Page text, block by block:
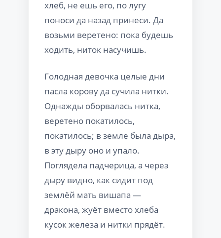
хлеб, не ешь его, по лугу
поноси да назад принеси. Да
возьми веретено: пока будешь
ходить, ниток насучишь.
Голодная девочка целые дни
пасла корову да сучила нитки.
Однажды оборвалась нитка,
веретено покатилось,
покатилось; в земле была дыра,
в эту дыру оно и упало.
Поглядела падчерица, а через
дыру видно, как сидит под
землёй мать вишапа —
дракона, жуёт вместо хлеба
кусок железа и нитки прядёт.